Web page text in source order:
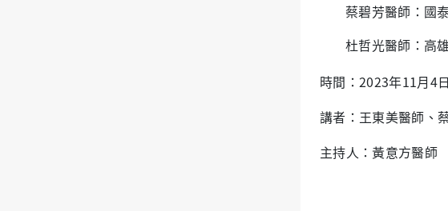
蔡碧芳醫師：國
杜哲光醫師：高
時間：2023年11月4
講者：王東美醫師、
主持人：黃意方醫師